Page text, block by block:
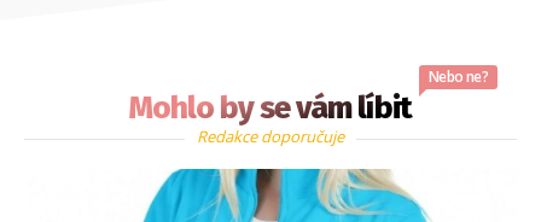
Mohlo by se vám líbit
Nebo ne?
Redakce doporučuje